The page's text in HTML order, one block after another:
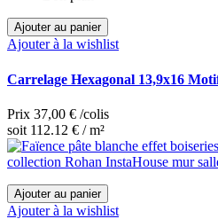
Ajouter au panier
Ajouter à la wishlist
Carrelage Hexagonal 13,9x16
Prix 37,00 € /colis
soit 112.12 € / m²
Ajouter au panier
Ajouter à la wishlist